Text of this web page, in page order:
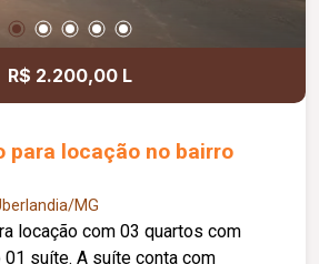
R$ 2.200,00 L
para locação no bairro
MG
locação com 03 quartos com
01 suíte. A suíte conta com